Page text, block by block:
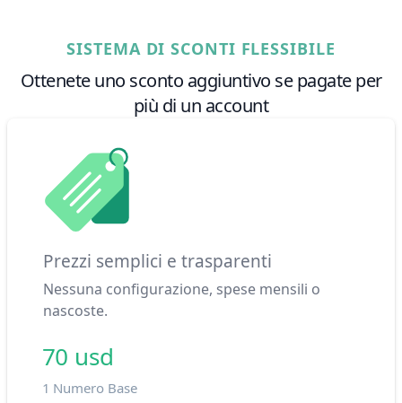
SISTEMA DI SCONTI FLESSIBILE
Ottenete uno sconto aggiuntivo se pagate per
più di un account
Prezzi semplici e trasparenti
Nessuna configurazione, spese mensili o
nascoste.
70 usd
1 Numero Base